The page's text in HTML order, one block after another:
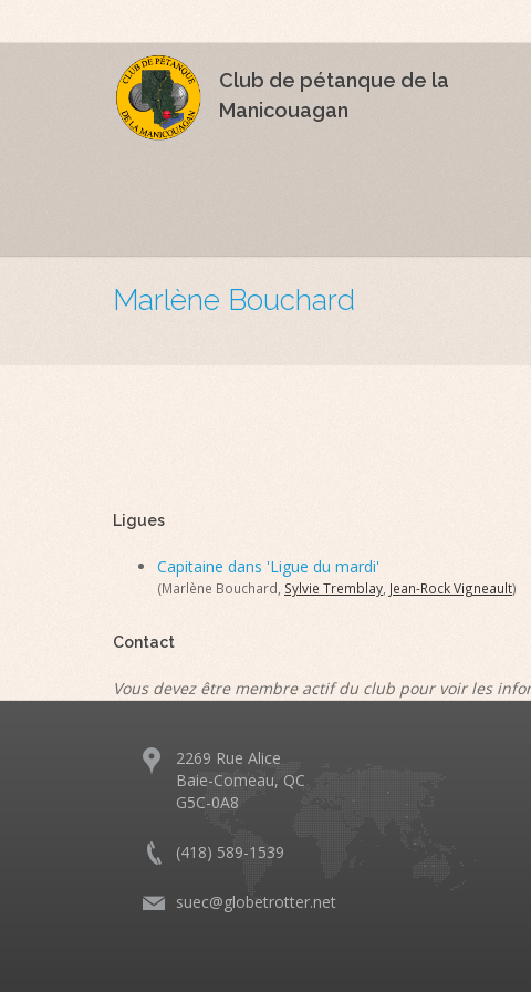
Club de pétanque de la
Manicouagan
Marlène Bouchard
Ligues
Capitaine dans 'Ligue du mardi'
(Marlène Bouchard, Sylvie Tremblay Jean-Rock Vigneault)
Contact
Vous devez être membre actif du club pour voir les
2269 Rue Alice
Baie-Comeau, QC
G5C-0A8
(418) 589-1539
suec@globetrotter.net